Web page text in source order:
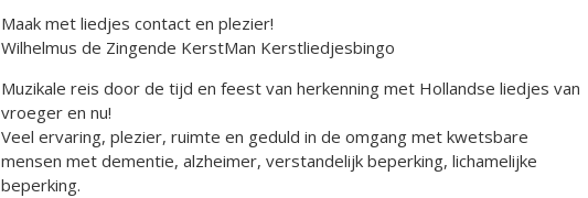
Maak met liedjes contact en plezier!
Wilhelmus de Zingende KerstMan Kerstliedjesbingo
Muzikale reis door de tijd en feest van herkenning met Hollandse liedjes van
vroeger en nu!
Veel ervaring, plezier, ruimte en geduld in de omgang met kwetsbare
mensen met dementie, alzheimer, verstandelijk beperking, lichamelijke
beperking.